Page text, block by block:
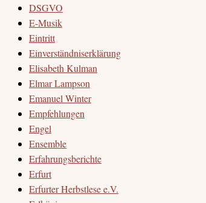
DSGVO
E-Musik
Eintritt
Einverständniserklärung
Elisabeth Kulman
Elmar Lampson
Emanuel Winter
Empfehlungen
Engel
Ensemble
Erfahrungsberichte
Erfurt
Erfurter Herbstlese e.V.